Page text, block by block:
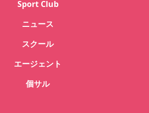
Sport Club
ニュース
スクール
エージェント
個サル